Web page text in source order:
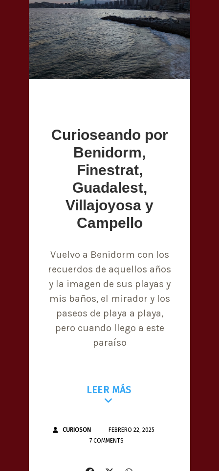
Curioseando por
Benidorm,
Finestrat,
Guadalest,
Villajoyosa y
Campello
Vuelvo a Benidorm con los
recuerdos de aquellos años
y la imagen de sus playas y
mis baños, el mirador y los
paseos de playa a playa,
pero cuando llego a este
paraíso
LEER MÁS
CURIOSON
FEBRERO 22, 2025
7 COMMENTS